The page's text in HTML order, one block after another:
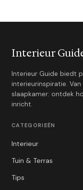
Interieur
Interieur Guide biedt
interieurinspiratie.
slaapkamer: ontdek
inricht.
CATEGORIEËN
Interieur
Tuin & Terras
Tips